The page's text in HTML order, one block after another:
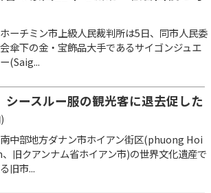
ーチミン市上級人民裁判所は5日、同市人民委
傘下の金・宝飾品大手であるサイゴンジュエ
(Saig...
シースルー服の観光客に退去促した
中部地方ダナン市ホイアン街区(phuong Hoi
旧クアンナム省ホイアン市)の世界文化遺産で
旧市...